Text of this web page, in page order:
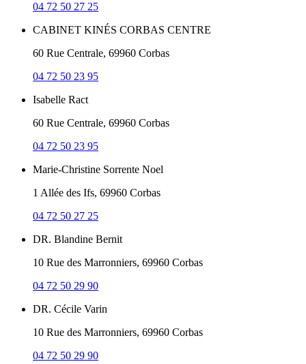
04 72 50 27 25
CABINET KINÉS CORBAS CENTRE
60 Rue Centrale, 69960 Corbas
04 72 50 23 95
Isabelle Ract
60 Rue Centrale, 69960 Corbas
04 72 50 23 95
Marie-Christine Sorrente Noel
1 Allée des Ifs, 69960 Corbas
04 72 50 27 25
DR. Blandine Bernit
10 Rue des Marronniers, 69960 Corbas
04 72 50 29 90
DR. Cécile Varin
10 Rue des Marronniers, 69960 Corbas
04 72 50 29 90